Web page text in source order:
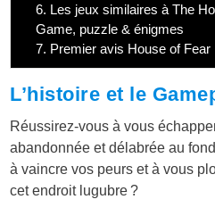
6. Les jeux similaires à The
Game, puzzle & énigmes
7. Premier avis House of Fear
L’histoire et le
Réussirez-vous à vous
abandonnée et délabrée au
à vaincre vos peurs et à vous
cet endroit lugubre ?